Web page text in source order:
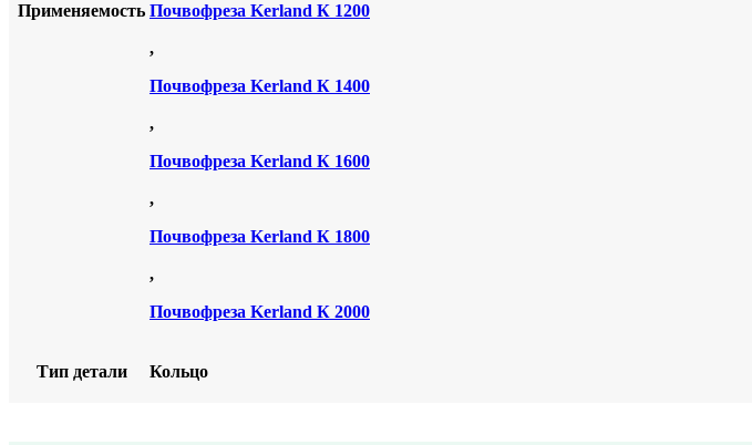
Применяемость Почвофреза Kerland К 1200
,
Почвофреза Kerland К 1400
,
Почвофреза Kerland К 1600
,
Почвофреза Kerland К 1800
,
Почвофреза Kerland К 2000
Тип детали Кольцо